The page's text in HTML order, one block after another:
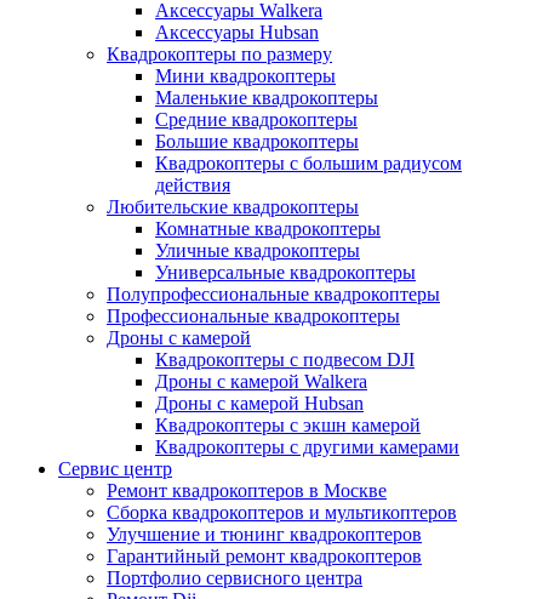
Аксессуары Walkera
Аксессуары Hubsan
Квадрокоптеры по размеру
Мини квадрокоптеры
Маленькие квадрокоптеры
Средние квадрокоптеры
Большие квадрокоптеры
Квадрокоптеры с большим радиусом
действия
Любительские квадрокоптеры
Комнатные квадрокоптеры
Уличные квадрокоптеры
Универсальные квадрокоптеры
Полупрофессиональные квадрокоптеры
Профессиональные квадрокоптеры
Дроны с камерой
Квадрокоптеры с подвесом DJI
Дроны с камерой Walkera
Дроны с камерой Hubsan
Квадрокоптеры с экшн камерой
Квадрокоптеры с другими камерами
Сервис центр
Ремонт квадрокоптеров в Москве
Сборка квадрокоптеров и мультикоптеров
Улучшение и тюнинг квадрокоптеров
Гарантийный ремонт квадрокоптеров
Портфолио сервисного центра